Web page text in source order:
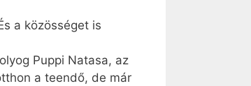
a közösséget is
Puppi Natasa, az
a teendő, de már